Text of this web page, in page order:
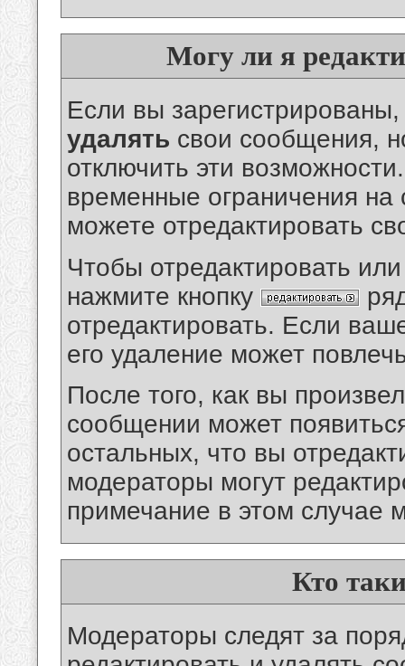
Могу ли я
Если вы
удалять свои сообщения,
отключить эти
временные ограничения на
можете отредактировать
Чтобы отредактировать
нажмите кнопку
отредактировать. Если
его удаление может
После того, как вы
сообщении может
остальных, что вы
модераторы могут
примечание в этом случае
Кто
Модераторы следят за